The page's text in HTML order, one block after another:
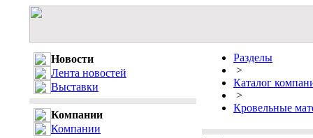
Новости
Лента новостей
Выставки
Компании
Компании
Разделы
>
Каталог
>
Кровельные